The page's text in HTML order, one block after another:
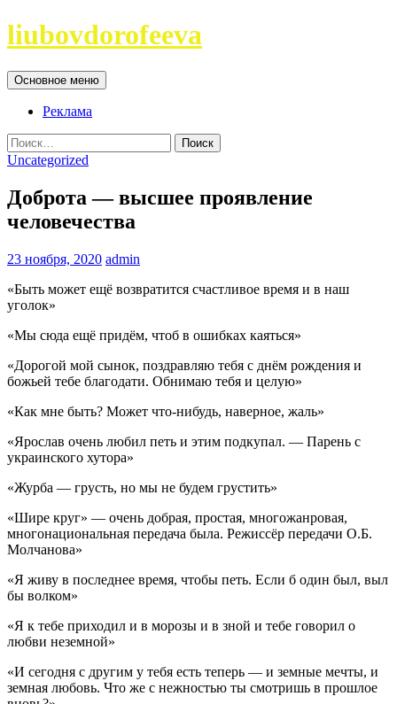
Перейти
к
liubovdorofeeva
Поиск
Основное меню
Реклама
Найти:
Uncategorized
Доброта — высшее проявление
человечества
23 ноября, 2020 admin
«Быть может ещё возвратится счастливое время и в наш
уголок»
«Мы сюда ещё придём, чтоб в ошибках каяться»
«Дорогой мой сынок, поздравляю тебя с днём рождения и
божьей тебе благодати. Обнимаю тебя и целую»
«Как мне быть? Может что-нибудь, наверное, жаль»
«Ярослав очень любил петь и этим подкупал. — Парень с
украинского хутора»
«Журба — грусть, но мы не будем грустить»
«Шире круг» — очень добрая, простая, многожанровая,
многонациональная передача была. Режиссёр передачи О.Б.
Молчанова»
«Я живу в последнее время, чтобы петь. Если б один был, выл
бы волком»
«Я к тебе приходил и в морозы и в зной и тебе говорил о
любви неземной»
«И сегодня с другим у тебя есть теперь — и земные мечты, и
земная любовь. Что же с нежностью ты смотришь в прошлое